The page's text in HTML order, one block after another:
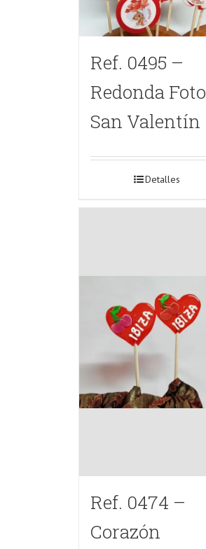
Ref. 0495 –
Redonda Foto
San Valentín
Detalles
Ref. 0474 –
Corazón